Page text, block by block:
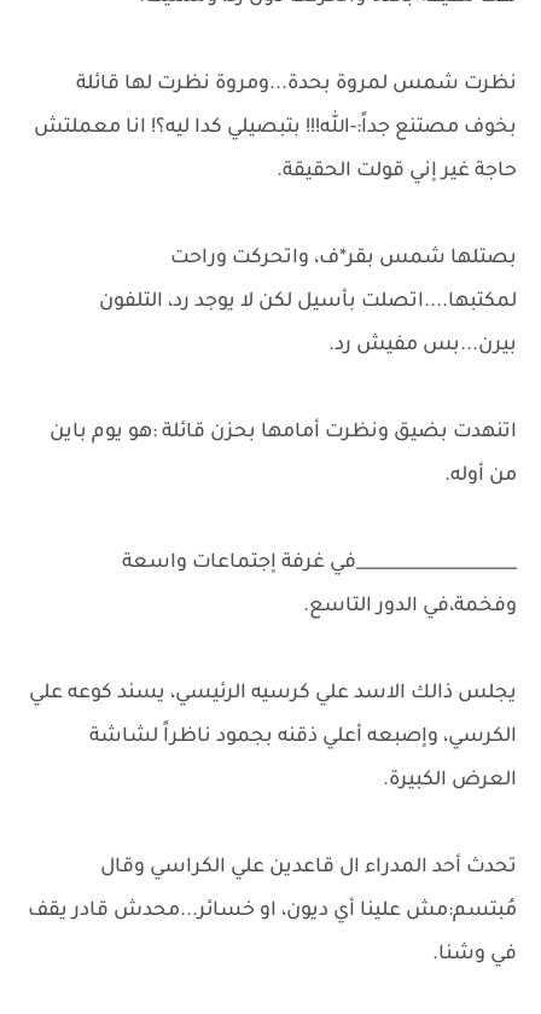
نظرت شمس لمروة بحدة...ومروة نظرت لها قائلة
بخوف مصتنع جداً:-الله!!! بتبصيلي كدا ليه؟! انا معملتش
حاجة غير إني قولت الحقيقة.
بصتلها شمس بقر*ف، واتحركت وراحت
لمكتبها....اتصلت بأسيل لكن لا يوجد رد، التلفون
بيرن...بس مفيش رد.
اتنهدت بضيق ونظرت أمامها بحزن قائلة :هو يوم باين
من أوله.
___________________في غرفة إجتماعات واسعة
وفخمة،في الدور التاسع.
يجلس ذالك الاسد علي كرسيه الرئيسي، يسند كوعه علي
الكرسي، وإصبعه أعلي ذقنه بجمود ناظراً لشاشة
العرض الكبيرة.
تحدث أحد المدراء ال قاعدين علي الكراسي وقال
مُبتسم:مش علينا أي ديون، او خسائر...محدش قادر يقف
في وشنا.